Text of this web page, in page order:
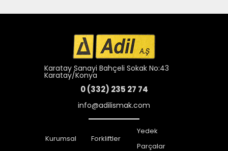
Karatay Sanayi Bahçeli Sokak No:43
Karatay/Konya
0 (332) 235 27 74
info@adilismak.com
Kurumsal Forkliftler
Yedek
Parçalar